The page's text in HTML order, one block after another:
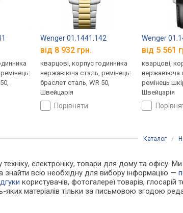
Wenger 01.1441.142
від 8 932 грн.
кварцові, корпус годинника
нержавіюча сталь, ремінець:
браслет сталь, WR 50,
Швейцарія
порівняти
Wenger
від 5 561
кварцові,
нержавіюча
ремінець
Швейцарія
Каталог /
техніку, електроніку, товари для дому та офісу.
знайти всю необхідну для вибору інформацію —
користувачів, фотогалереї товарів, глосарій
яких матеріалів тільки за письмовою згодою